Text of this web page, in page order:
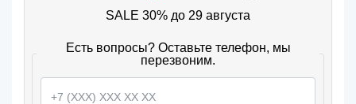
SALE 30% до 29 августа
Есть вопросы? Оставьте телефон, мы
перезвоним.